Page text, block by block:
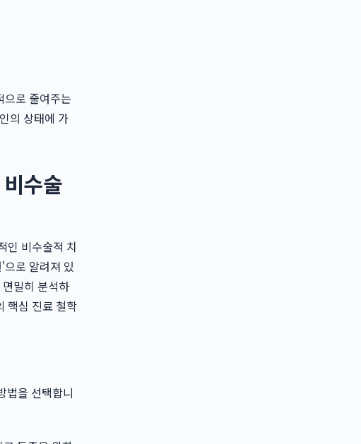
으로 줄여주는
의 상태에 가
수술
인 비수술적 치
로 알려져 있
밀히 분석하
핵심 진료 철학
법을 선택합니